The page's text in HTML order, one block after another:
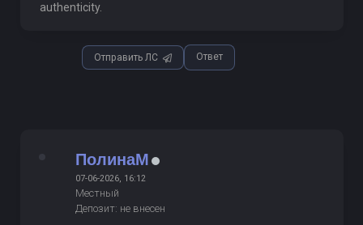
authenticity.
Отправить ЛС Ответ
ПолинаМ
07-06-2026, 16:12
Местный
Депозит: не внесен